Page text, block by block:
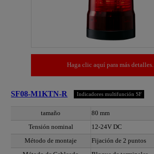
Haga clic aquí para más detalles.
SF08-M1KTN-R Indicadores multifunción SF
tamaño
80 mm
Tensión nominal
12-24V DC
Método de montaje
Fijación de 2 puntos